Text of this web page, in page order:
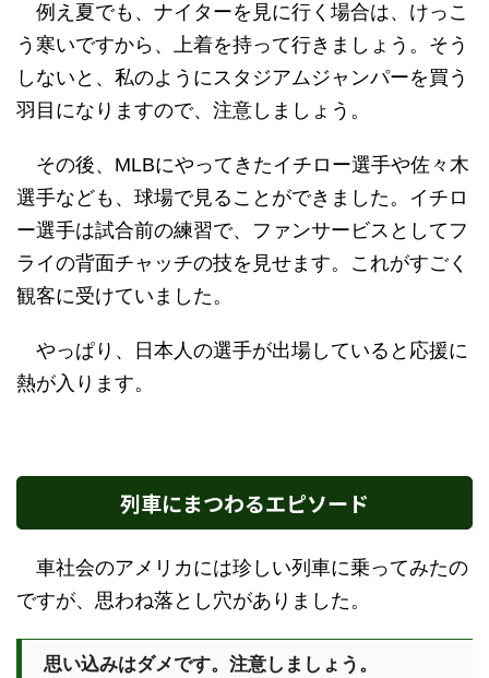
例え夏でも、ナイターを見に行く場合は、けっこ
う寒いですから、上着を持って行きましょう。そう
しないと、私のようにスタジアムジャンパーを買う
羽目になりますので、注意しましょう。
その後、MLBにやってきたイチロー選手や佐々木
選手なども、球場で見ることができました。イチロ
ー選手は試合前の練習で、ファンサービスとしてフ
ライの背面チャッチの技を見せます。これがすごく
観客に受けていました。
やっぱり、日本人の選手が出場していると応援に
熱が入ります。
列車にまつわるエピソード
車社会のアメリカには珍しい列車に乗ってみたの
ですが、思わね落とし穴がありました。
思い込みはダメです。注意しましょう。